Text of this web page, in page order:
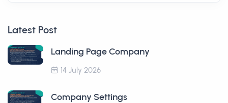
Latest Post
Landing Page Company
14 July 2026
Company Settings